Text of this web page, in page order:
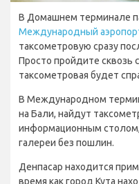
В Домашнем терминале
Международный
таксометровую сразу
Просто пройдите сквозь
таксометровая будет
В Международном
на Бали, найдут
информационным
галереи без пошлин.
Денпасар находится
время как город Кута